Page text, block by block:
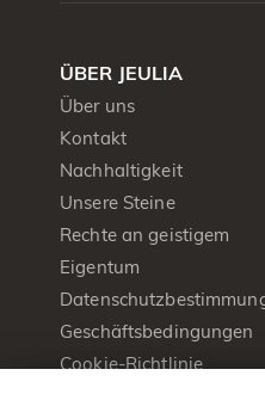
ÜBER JEULIA
Über uns
Kontakt
Nachhaltigkeit
Unsere Steine
Rechte an geistigem
Eigentum
Geschäftsbedingungen
Cookie-Richtlinie